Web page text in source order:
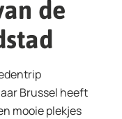
de
Brussel heeft
mooie plekjes